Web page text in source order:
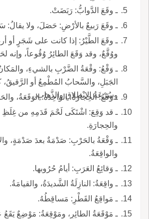
ـ وقَعَ الدَّوابُّ: رَبَضَتْ.
ـ وقَعَ رَبيعٌ بالأرْضِ: حَصَلَ، ولا يقالُ: سَقَطَ.
ـ وقَعَ الطَّيْرُ: إذا كانت على شَجَرٍ
ووُقَّعٌ، وقد وَقَعَ الطائِرُ وُقُوعاً، وإنه لحَسَنُ الوِقْعَةِ.
ـ وَقْعُ: وقْعَةُ الضَّرْبِ بالشيءِ،
الجَبَلِ، والسَّحابُ المُطْمِعُ أو الرَّقيقُ،
وسُرْعَةُ الانْطِلاقِ والذَّهابِ.
ـ وَقَعُ: الحِجارَةُ، الواحِدَةُ: الوَقَعَةُ،
ـ قد وَقِعَ: اشْتَكَى لَحْمَ قَدَمِهِ من غِلَظِ
والحِجارَةِ.
والواقِعَةُ.
ـ وَقائِعُ العَرَبِ: أيامُ حُرُوبها.
ـ واقِعَةُ: النازِلَةُ الشَّديدَةُ، والقيامَةُ.
ـ مَواقِعُ القَطْرِ: مَساقِطُهُ.
ـ مَوْقَعَةُ الطائِرِ، ومَوْقِعَةُ: مَوْضِعٌ يَقَعُ عليه.